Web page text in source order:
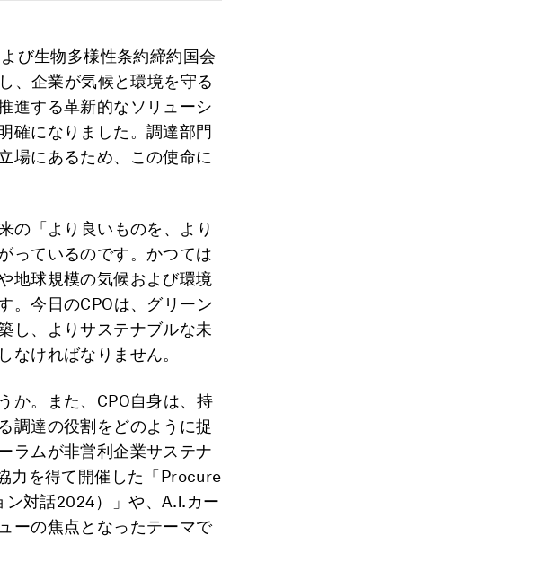
び生物多様性条約締約国会
、企業が気候と環境を守る
進する革新的なソリューシ
確になりました。調達部門
場にあるため、この使命に
の「より良いものを、より
っているのです。かつては
地球規模の気候および環境
。今日のCPOは、グリーン
し、よりサステナブルな未
なければなりません。
か。また、CPO自身は、持
調達の役割をどのように捉
ラムが非営利企業サステナ
力を得て開催した「Procure
対話2024）」や、A.T.カー
ーの焦点となったテーマで